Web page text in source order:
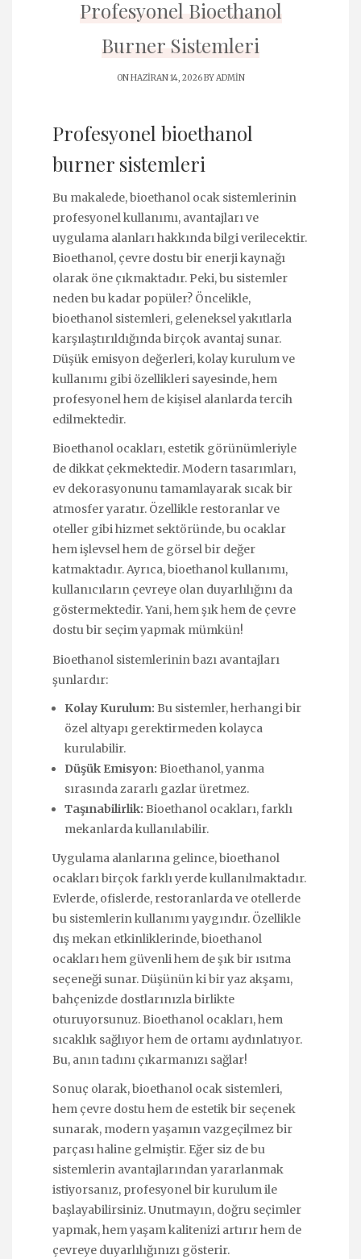
Profesyonel Bioethanol
Burner Sistemleri
ON HAZIRAN 14, 2026 BYADMIN
Profesyonel bioethanol
burner sistemleri
Bu makalede, bioethanol ocak sistemlerinin
profesyonel kullanımı, avantajları ve
uygulama alanları hakkında bilgi verilecektir.
Bioethanol, çevre dostu bir enerji kaynağı
olarak öne çıkmaktadır. Peki, bu sistemler
neden bu kadar popüler? Öncelikle,
bioethanol sistemleri, geleneksel yakıtlarla
karşılaştırıldığında birçok avantaj sunar.
Düşük emisyon değerleri, kolay kurulum ve
kullanımı gibi özellikleri sayesinde, hem
profesyonel hem de kişisel alanlarda tercih
edilmektedir.
Bioethanol ocakları, estetik görünümleriyle
de dikkat çekmektedir. Modern tasarımları,
ev dekorasyonunu tamamlayarak sıcak bir
atmosfer yaratır. Özellikle restoranlar ve
oteller gibi hizmet sektöründe, bu ocaklar
hem işlevsel hem de görsel bir değer
katmaktadır. Ayrıca, bioethanol kullanımı,
kullanıcıların çevreye olan duyarlılığını da
göstermektedir. Yani, hem şık hem de çevre
dostu bir seçim yapmak mümkün!
Bioethanol sistemlerinin bazı avantajları
şunlardır:
Kolay Kurulum: Bu sistemler, herhangi bir
özel altyapı gerektirmeden kolayca
kurulabilir.
Düşük Emisyon: Bioethanol, yanma
sırasında zararlı gazlar üretmez.
Taşınabilirlik: Bioethanol ocakları, farklı
mekanlarda kullanılabilir.
Uygulama alanlarına gelince, bioethanol
ocakları birçok farklı yerde kullanılmaktadır.
Evlerde, ofislerde, restoranlarda ve otellerde
bu sistemlerin kullanımı yaygındır. Özellikle
dış mekan etkinliklerinde, bioethanol
ocakları hem güvenli hem de şık bir ısıtma
seçeneği sunar. Düşünün ki bir yaz akşamı,
bahçenizde dostlarınızla birlikte
oturuyorsunuz. Bioethanol ocakları, hem
sıcaklık sağlıyor hem de ortamı aydınlatıyor.
Bu, anın tadını çıkarmanızı sağlar!
Sonuç olarak, bioethanol ocak sistemleri,
hem çevre dostu hem de estetik bir seçenek
sunarak, modern yaşamın vazgeçilmez bir
parçası haline gelmiştir. Eğer siz de bu
sistemlerin avantajlarından yararlanmak
istiyorsanız, profesyonel bir kurulum ile
başlayabilirsiniz. Unutmayın, doğru seçimler
yapmak, hem yaşam kalitenizi artırır hem de
çevreye duyarlılığınızı gösterir.